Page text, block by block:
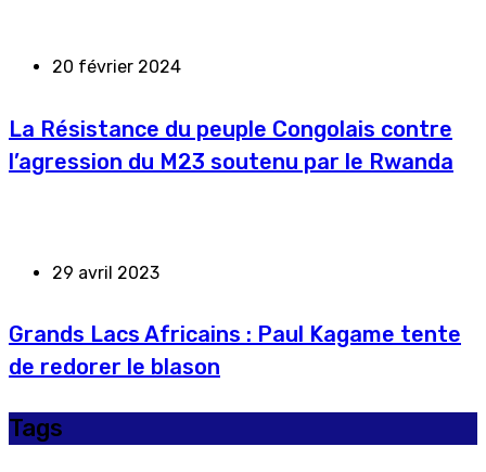
20 février 2024
La Résistance du peuple Congolais contre
l’agression du M23 soutenu par le Rwanda
29 avril 2023
Grands Lacs Africains : Paul Kagame tente
de redorer le blason
Tags